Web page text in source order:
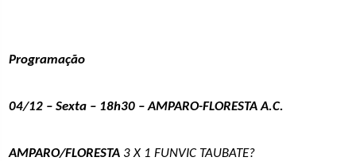
Programação
04/12 – Sexta – 18h30 – AMPARO-FLORESTA A.C.
AMPARO/FLORESTA 3 X 1 FUNVIC TAUBATE?